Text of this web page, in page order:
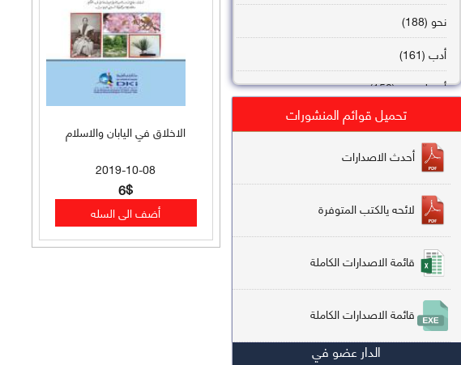
نحو (188)
أدب (161)
أصول فقه (158)
تاريخ (138)
فقه شافعي (132)
فقه حنفي (113)
فقه مالكي (112)
تفسير قرآن (106)
علم كلام (96)
أخلاق وتصوف (91)
تحميل قوائم المنشورات
أحدث الاصدارات
لائحه يالكتب المتوفرة
قائمة الاصدارات الكاملة
قائمة الاصدارات الكاملة
الدار عضو في
الاخلاق في اليابان والاسلام
2019-10-08
6$